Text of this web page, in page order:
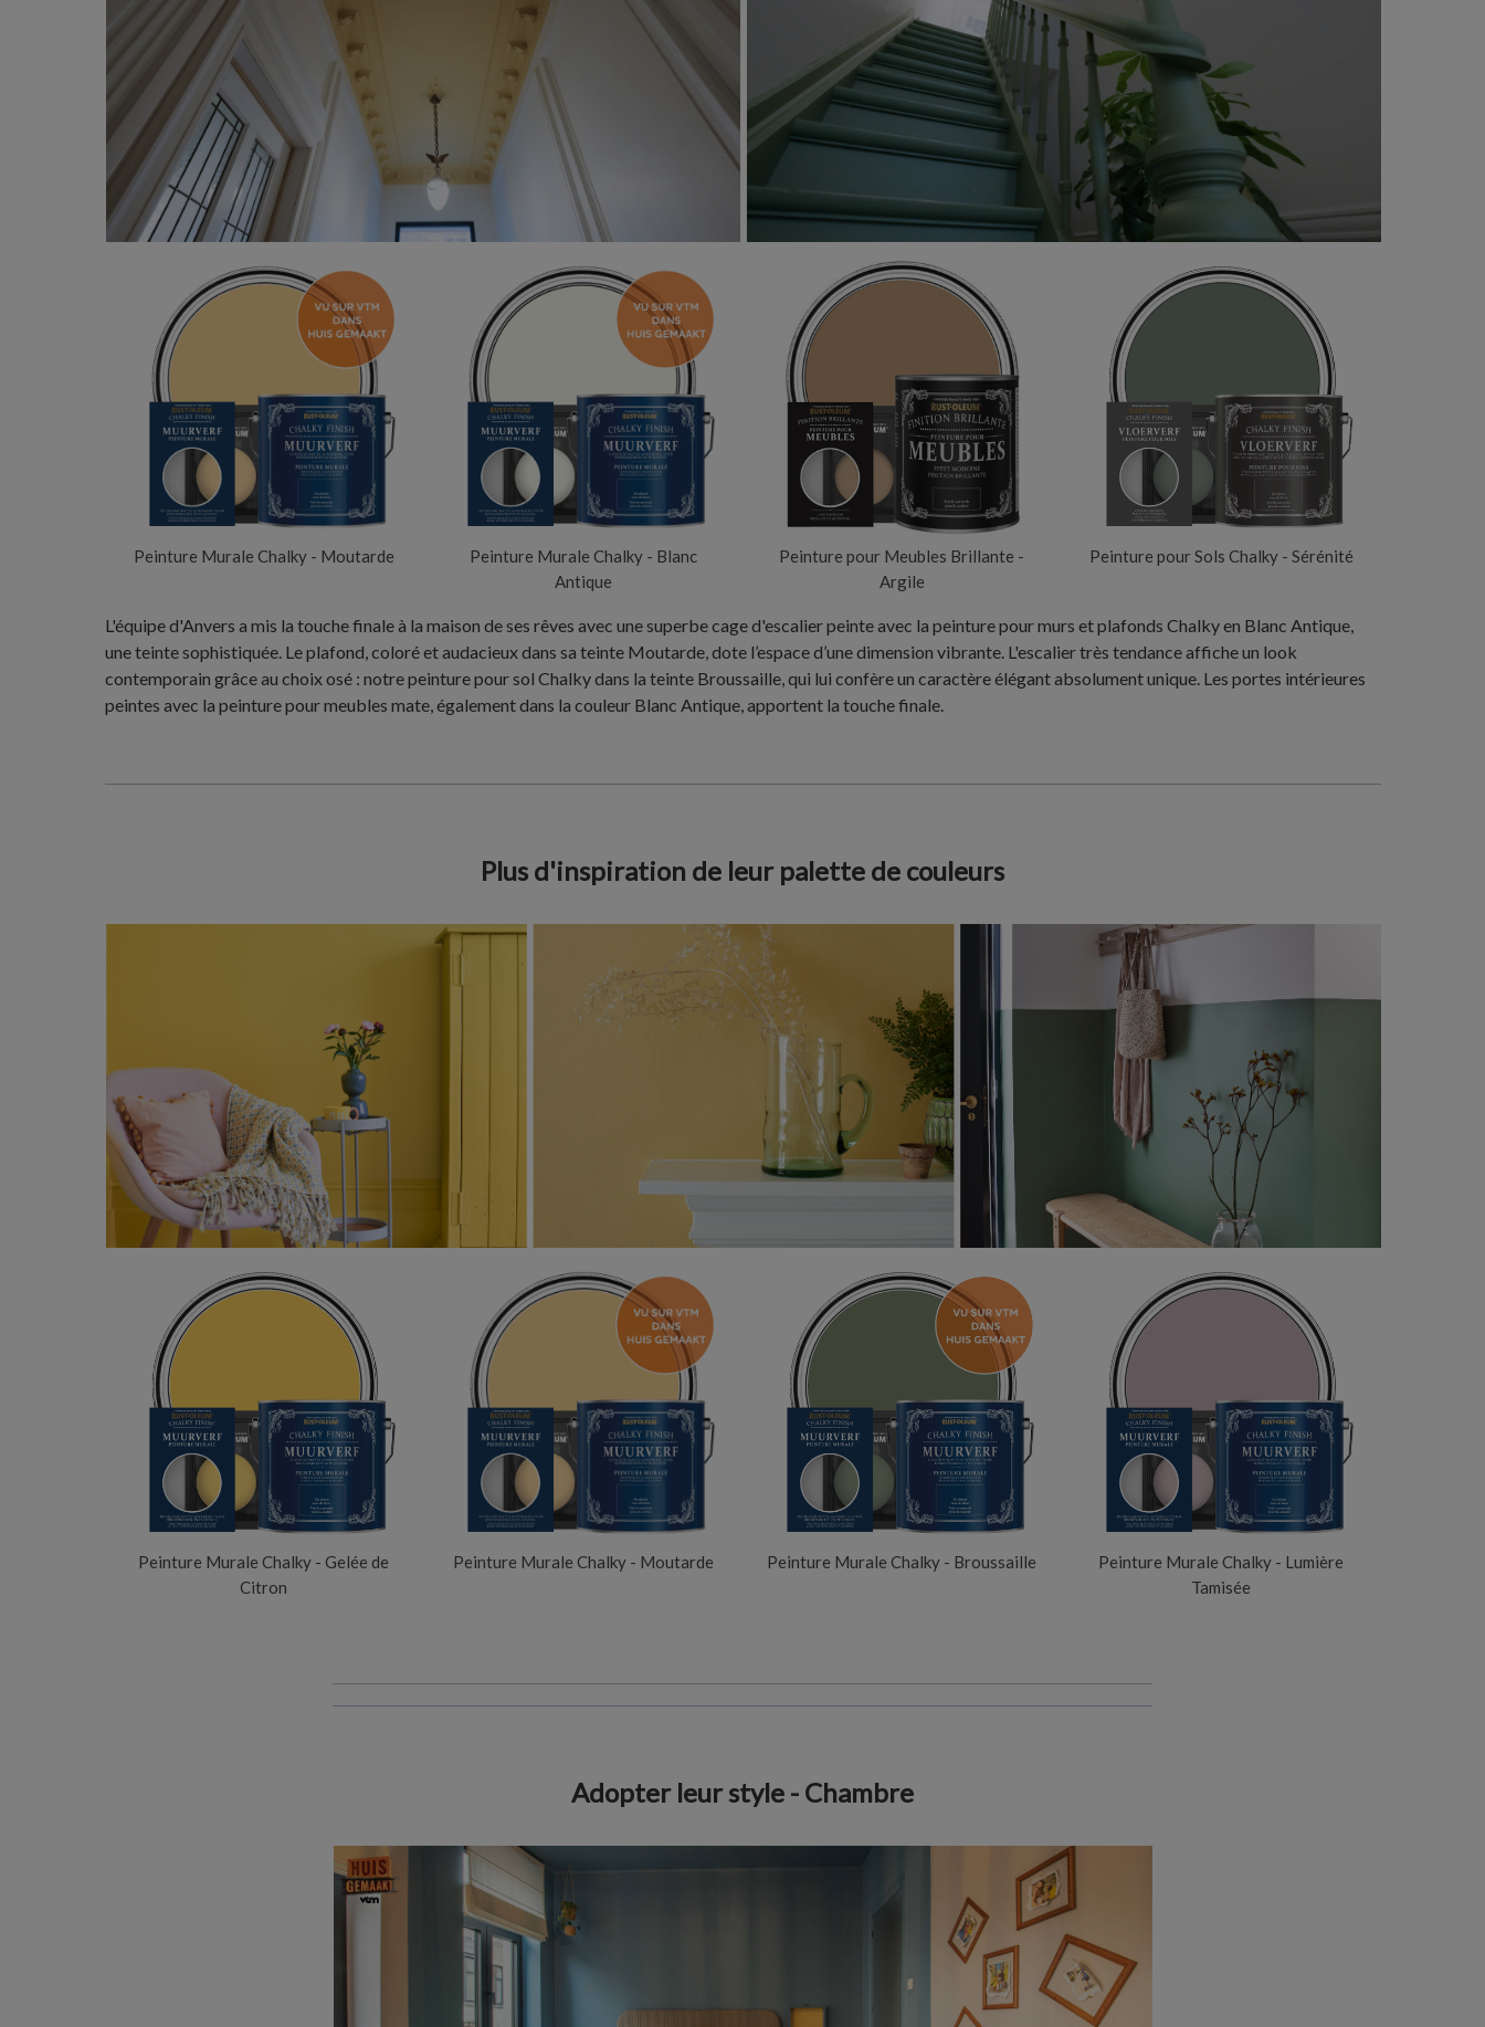
Peinture Murale Chalky - Moutarde
Peinture Murale Chalky - Blanc
Antique
Peinture pour Meubles Brillante -
Argile
Peinture pour Sols Chalky - Sérénité
L'équipe d'Anvers a mis la touche finale à la maison de ses rêves avec une superbe cage d'escalier peinte avec la peinture pour murs et plafonds Chalky en Blanc Antique,
une teinte sophistiquée. Le plafond, coloré et audacieux dans sa teinte Moutarde, dote l’espace d’une dimension vibrante. L'escalier très tendance affiche un look
contemporain grâce au choix osé : notre peinture pour sol Chalky dans la teinte Broussaille, qui lui confère un caractère élégant absolument unique. Les portes intérieures
peintes avec la peinture pour meubles mate, également dans la couleur Blanc Antique, apportent la touche finale.
Plus d'inspiration de leur palette de couleurs
Peinture Murale Chalky - Gelée de
Citron
Peinture Murale Chalky - Moutarde Peinture Murale Chalky - Broussaille
Peinture Murale Chalky - Lumière
Tamisée
Adopter leur style - Chambre